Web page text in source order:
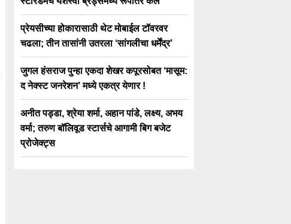
प्रेयसीच्या होकारासाठी थेट मोबाईल टॉवरवर
चढला; तीन तासांनी उतरला ‘सांगलीचा धर्मेंद्र’
जुगल हंसराज पुन्हा एकदा शेखर कपूरसोबत ‘मासूम:
द नेक्स्ट जनरेशन’ मध्ये एकत्र येणार !
अनीत पड्डा, श्रेया शर्मा, अहान पांडे, लक्ष्य, अभय
वर्मा; तरुण बॉलिवूड स्टार्सचे आगामी बिग बजेट
प्रोजेक्ट्स